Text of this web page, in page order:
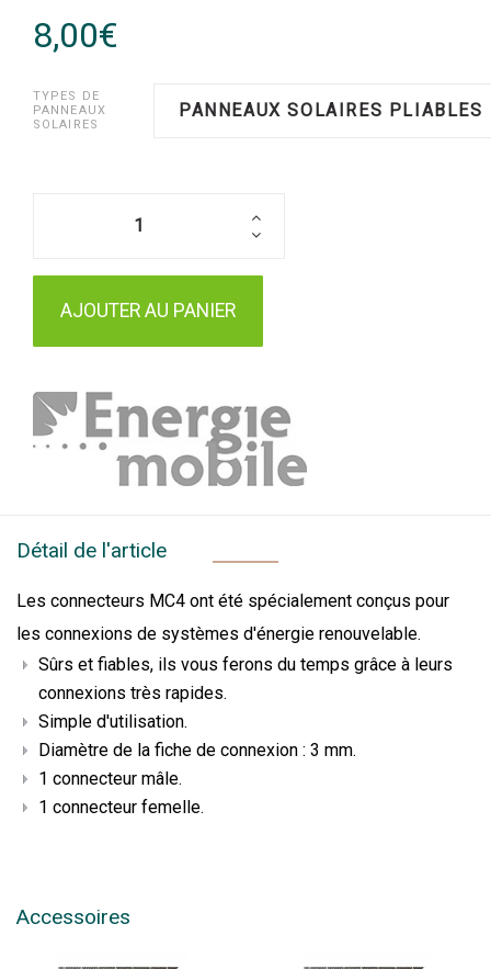
8,00€
TYPES DE
PANNEAUX
SOLAIRES
PANNEAUX SOLAIRES PLIABLES
AJOUTER AU PANIER
Détail de l'article
Les connecteurs MC4 ont été spécialement conçus pour
les connexions de systèmes d'énergie renouvelable.
Sûrs et fiables, ils vous ferons du temps grâce à leurs
connexions très rapides.
Simple d'utilisation.
Diamètre de la fiche de connexion : 3 mm.
1 connecteur mâle.
1 connecteur femelle.
Accessoires